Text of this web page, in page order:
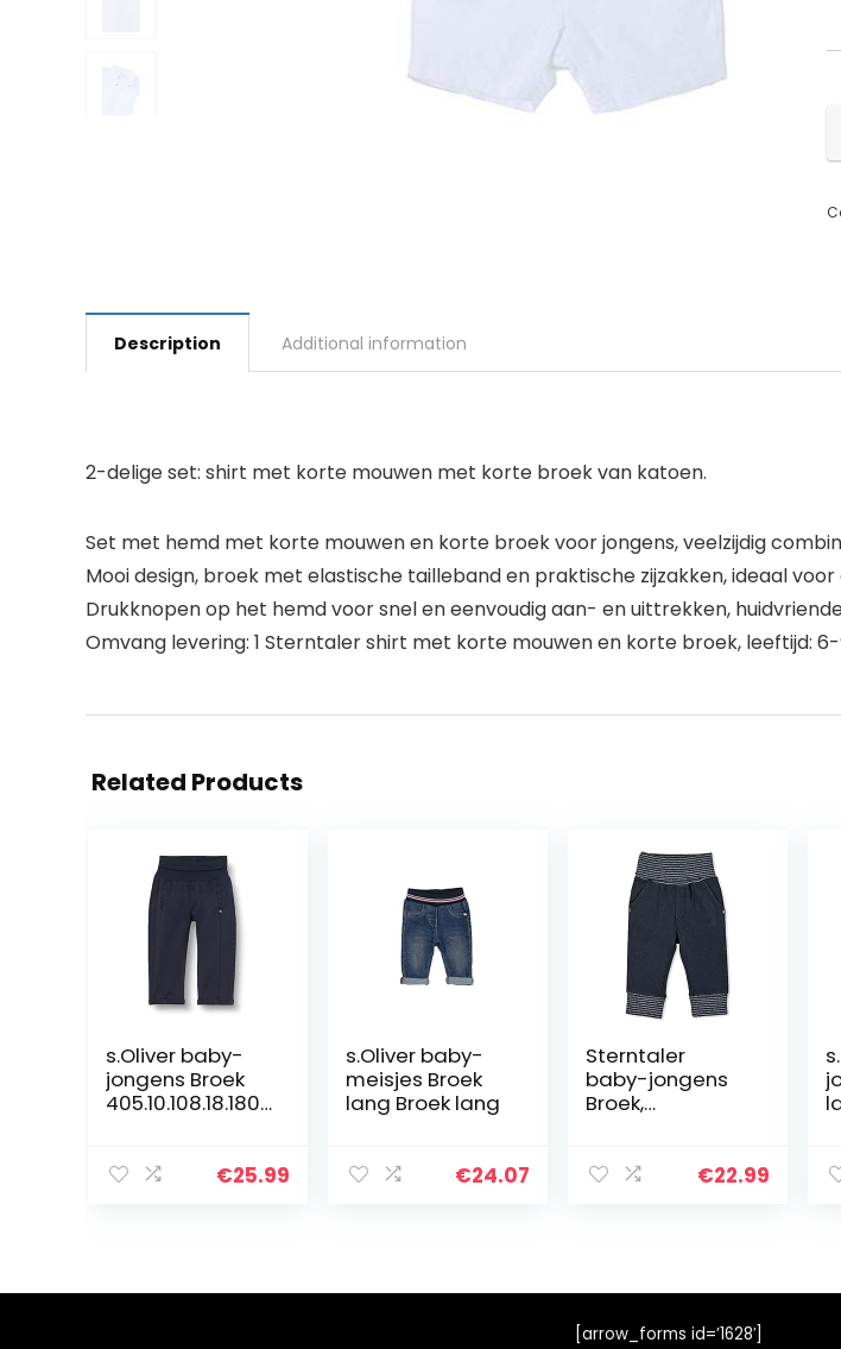
Description Additional information
2-delige set: shirt met korte mouwen met korte broek van katoen.
Set met hemd met korte mouwen en korte broek voor jongens, veelzijdig
Mooi design, broek met elastische tailleband en praktische zijzakken, ideaal
Drukknopen op het hemd voor snel en eenvoudig aan- en uittrekken,
Omvang levering: 1 Sterntaler shirt met korte mouwen en korte broek, leeftijd: 6-
Related Products
s.Oliver baby-
jongens Broek
405.10.108.18.180.
€25.99
s.Oliver baby-
meisjes Broek
lang Broek lang
€24.07
Sterntaler
baby-jongens
Broek,
Ringelbund €22.99
[arrow_forms id=’1628′]